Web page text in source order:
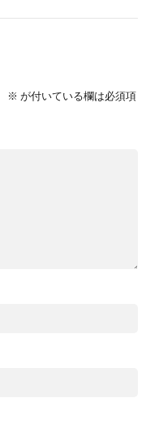
※ が付いている欄は必須項